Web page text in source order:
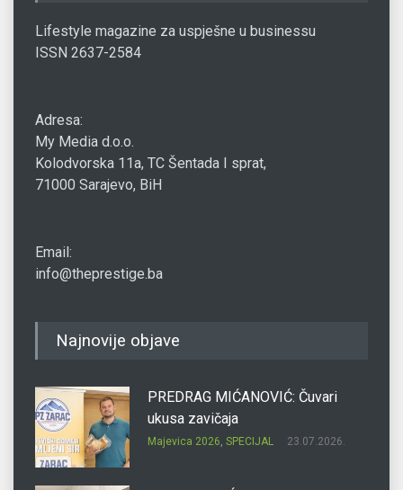
Lifestyle magazine za uspješne u businessu
ISSN 2637-2584
Adresa:
My Media d.o.o.
Kolodvorska 11a, TC Šentada I sprat,
71000 Sarajevo, BiH
Email:
info@theprestige.ba
Najnovije objave
PREDRAG MIĆANOVIĆ: Čuvari
ukusa zavičaja
Majevica 2026, SPECIJAL 23.07.2026.